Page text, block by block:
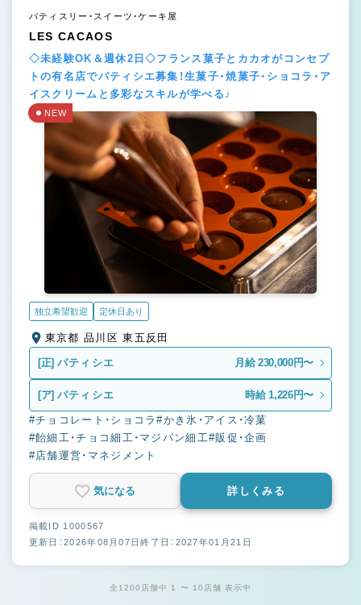
パティスリー・スイーツ・ケーキ屋
LES CACAOS
◇未経験OK＆週休2日◇フランス菓子とカカオがコンセプ
トの有名店でパティシエ募集！生菓子・焼菓子・ショコラ・ア
イスクリームと多彩なスキルが学べる♪
NEW
独立希望歓迎 定休日あり
東京都 品川区 東五反田
[正] パティシエ 月給 230,000円〜
[ア] パティシエ 時給 1,226円〜
#チョコレート・ショコラ#かき氷・アイス・冷菓
#飴細工・チョコ細工・マジパン細工#販促・企画
#店舗運営・マネジメント
気になる 詳しくみる
掲載ID 1000567
更新日：2026年08月07日終了日：2027年01月21日
全1200店舗中 1 〜 10店舗 表示中